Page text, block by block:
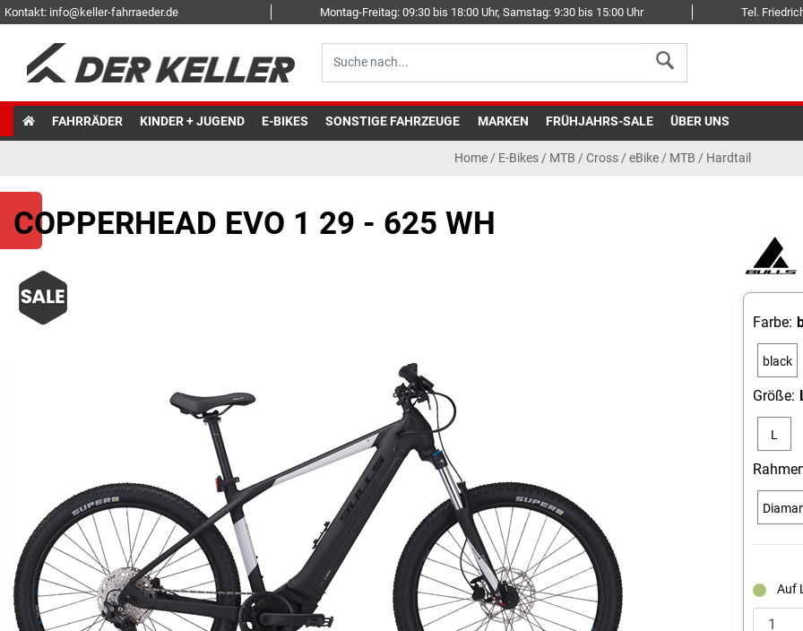
Kontakt: info@keller-fahrraeder.de Montag-Freitag: 09:30 bis 18:00 Uhr, Samstag: 9:30 bis 15:00 Uhr Tel.
FAHRRÄDER KINDER + JUGEND E-BIKES SONSTIGE FAHRZEUGE MARKEN FRÜHJAHRS-SALE ÜBER UNS
Home/ E-Bikes/ MTB / Cross/ eBike / MTB / Hardtail
COPPERHEAD EVO 1 29 - 625 WH
Farbe:
black
Größe:
L
Auf